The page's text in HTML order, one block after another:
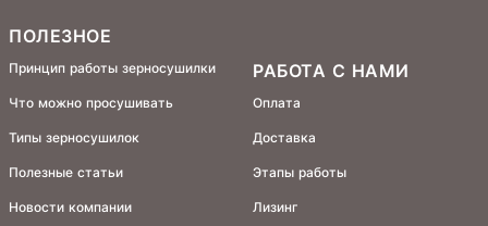
ПОЛЕЗНОЕ
Принцип работы зерносушилки
Что можно просушивать
Типы зерносушилок
Полезные статьи
Новости компании
РАБОТА С НАМИ
Оплата
Доставка
Этапы работы
Лизинг